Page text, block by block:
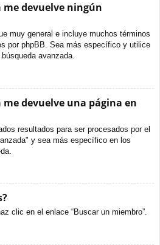
me devuelve ningún
muy general e incluye muchos términos
por phpBB. Sea más específico y utilice
avanzada.
devuelve una página en
resultados para ser procesados por el
y sea más específico en los
clic en el enlace “Buscar un miembro”.